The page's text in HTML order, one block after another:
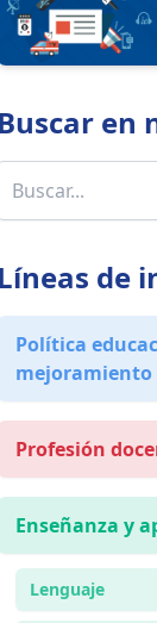
Buscar en
Líneas de
Política
mejoramiento
Profesión
Enseñanza y
Lenguaje